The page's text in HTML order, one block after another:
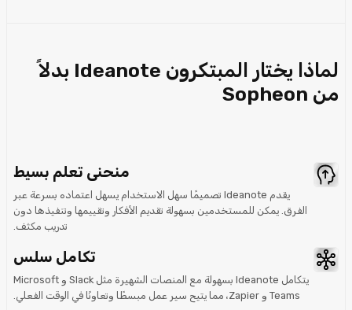
لماذا يختار المبتكرون Ideanote بدلاً
من Sopheon
منحنى تعلم بسيط
يقدم Ideanote تصميمًا سهل الاستخدام يسهل اعتماده بسرعة عبر
الفرق. يمكن للمستخدمين بسهولة تقديم الأفكار وتقييمها وتنفيذها دون
تدريب مكثف.
تكامل سلس
يتكامل Ideanote بسهولة مع المنصات الشهيرة مثل Slack و Microsoft
Teams و Zapier، مما يتيح سير عمل مبسطًا وتعاونًا في الوقت الفعلي.